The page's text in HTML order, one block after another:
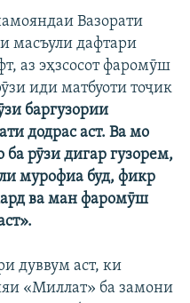
Вазорати
масъули дафтари
аз эҳзсосот фаромӯш
иди матбуоти тоҷик
баргузории
додрас аст. Ва мо
рӯзи дигар гузорем,
мурофиа буд, фикр
ва ман фаромӯш
дуввум аст, ки
«Миллат» ба замони